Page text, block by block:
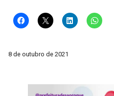
8 de outubro de 2021